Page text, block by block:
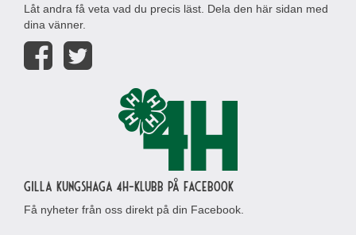
Låt andra få veta vad du precis läst. Dela den här sidan med
dina vänner.
Gilla Kungshaga 4H-klubb på Facebook
Få nyheter från oss direkt på din Facebook.